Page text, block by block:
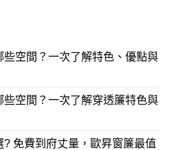
些空間？一次了解特色、優點與
些空間？一次了解穿透簾特色與
免費到府丈量，歐昇窗簾最值